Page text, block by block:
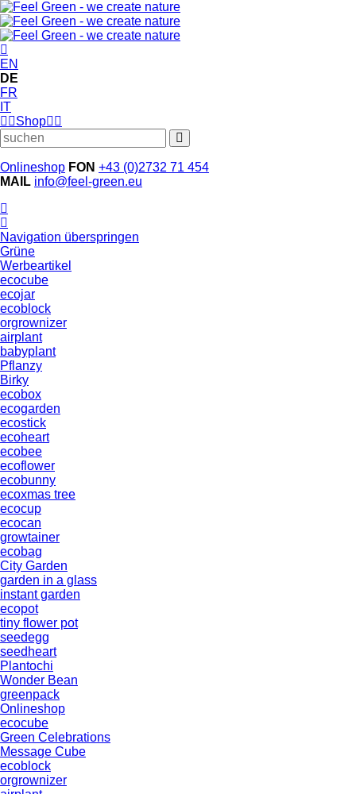
EN
DE
FR
IT
Shop
Onlineshop FON +43 (0)2732 71 454
MAIL info@feel-green.eu
Navigation überspringen
Grüne
Werbeartikel
ecocube
ecojar
ecoblock
orgrownizer
airplant
babyplant
Pflanzy
Birky
ecobox
ecogarden
ecostick
ecoheart
ecobee
ecoflower
ecobunny
ecoxmas tree
ecocup
ecocan
growtainer
ecobag
City Garden
garden in a glass
instant garden
ecopot
tiny flower pot
seedegg
seedheart
Plantochi
Wonder Bean
greenpack
Onlineshop
ecocube
Green Celebrations
Message Cube
ecoblock
orgrownizer